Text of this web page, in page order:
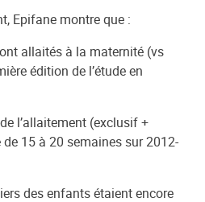
Epifane montre que :
allaités à la maternité (vs
édition de l’étude en
l’allaitement (exclusif +
15 à 20 semaines sur 2012-
des enfants étaient encore